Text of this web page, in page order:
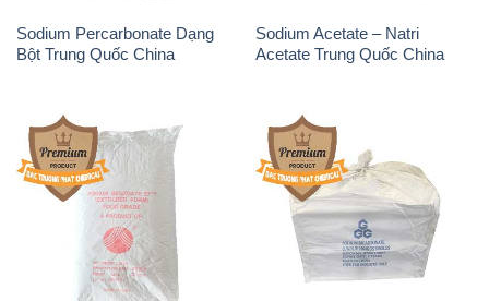
THÔNG TIN
Giới thiệu
Sản phẩm